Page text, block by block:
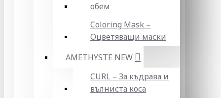
обем
Coloring Mask –
Оцветяващи маски
AMETHYSTE NEW
CURL – За къдрава и
вълниста коса